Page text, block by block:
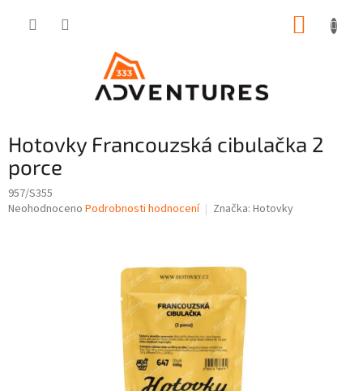
Hotovky Francouzská cibulačka 2
porce
957/S355
Průměrné
Neohodnoceno Podrobnosti hodnocení Značka: Hotovky